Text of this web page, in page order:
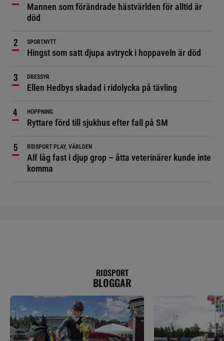
Mannen som förändrade hästvärlden för alltid är
död
SPORTNYTT
Hingst som satt djupa avtryck i hoppaveln är död
DRESSYR
Ellen Hedbys skadad i ridolycka på tävling
HOPPNING
Ryttare förd till sjukhus efter fall på SM
RIDSPORT PLAY, VÄRLDEN
Alf låg fast i djup grop – åtta veterinärer kunde inte
komma
RIDSPORT
BLOGGAR